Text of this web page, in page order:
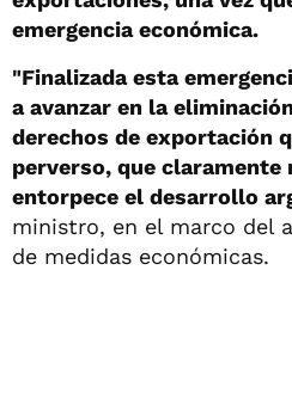
emergencia económica.
"Finalizada esta
a avanzar en la
derechos de exportación
perverso, que claramente
entorpece el desarrollo
ministro, en el marco del
de medidas económicas.